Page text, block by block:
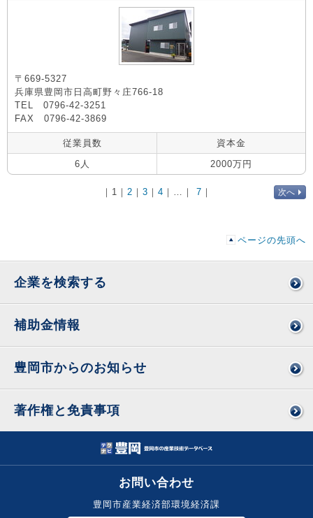
〒669-5327
兵庫県豊岡市日高町野々庄766-18
TEL 0796-42-3251
FAX 0796-42-3869
従業員数
資本金
6人
2000万円
｜ 1 ｜ 2 ｜ 3 ｜ 4 ｜…｜ 7 ｜ 次へ
ページの先頭へ
企業を検索する
補助金情報
豊岡市からのお知らせ
著作権と免責事項
お問い合わせ
豊岡市産業経済部環境経済課